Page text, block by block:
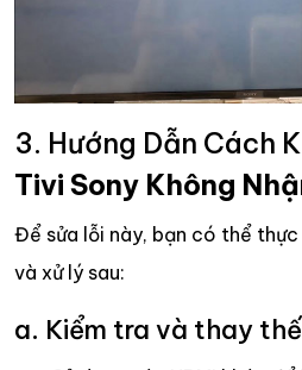
3. Hướng Dẫn Cách
Tivi Sony Không
Để sửa lỗi này, bạn có thể
và xử lý sau:
a. Kiểm tra và thay